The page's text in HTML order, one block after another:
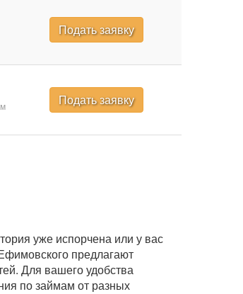
Подать заявку
Подать заявку
уже испорчена или у вас
предлагают
Для вашего удобства
по займам от разных